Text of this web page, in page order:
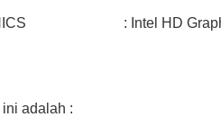
: Intel HD
adalah :